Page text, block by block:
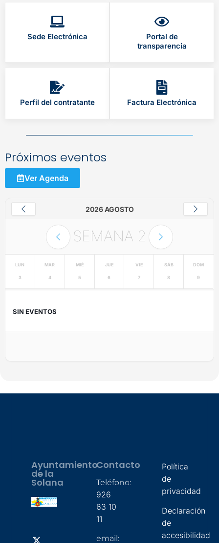
Sede Electrónica
Portal de
transparencia
Perfil del contratante Factura Electrónica
Próximos eventos
Ver Agenda
2026 AGOSTO
SEMANA 2
LUN
3
MAR
4
MIÉ
5
JUE
6
VIE
7
SÁB
8
DOM
9
SIN EVENTOS
Ayuntamiento
de la
Solana
Contacto
Teléfono:
926
63 10
11
email:
Política
de
privacidad
Declaración
de
accesibilidad